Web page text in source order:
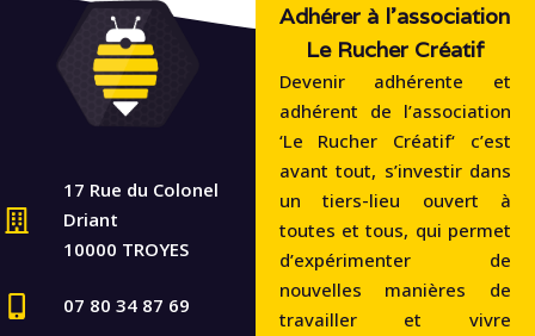
17 Rue du Colonel
Driant
10000 TROYES
07 80 34 87 69
Adhérer à l'association
Le Rucher Créatif
Devenir adhérente et
adhérent de l’association
‘Le Rucher Créatif‘ c’est
avant tout, s’investir dans
un tiers-lieu ouvert à
toutes et tous, qui permet
d’expérimenter de
nouvelles manières de
travailler et vivre